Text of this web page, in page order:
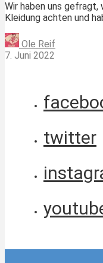
Wir haben uns gefragt,
Kleidung achten und
Ole Reif
7. Juni 2022
twitter